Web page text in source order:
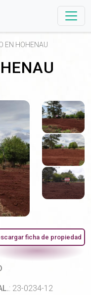
EN HOHENAU
ficha de propiedad
: 23-0234-12